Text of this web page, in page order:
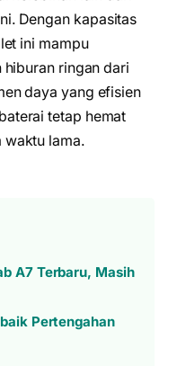
Dengan kapasitas
ini mampu
ringan dari
daya yang efisien
tetap hemat
waktu lama.
A7 Terbaru, Masih
Pertengahan